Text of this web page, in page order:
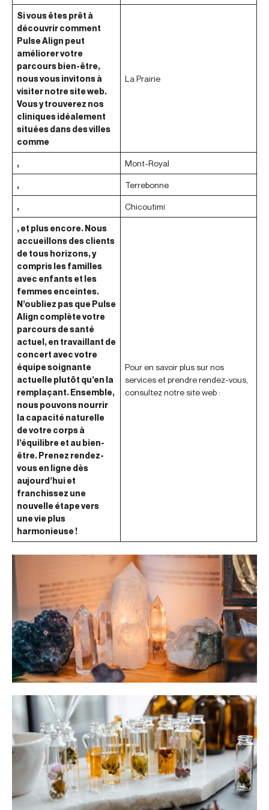
Si vous êtes prêt à
découvrir comment
Pulse Align peut
améliorer votre
parcours bien-être,
nous vous invitons à
visiter notre site web.
Vous y trouverez nos
cliniques idéalement
situées dans des villes
comme
La Prairie
, Mont-Royal
, Terrebonne
, Chicoutimi
, et plus encore. Nous
accueillons des clients
de tous horizons, y
compris les familles
avec enfants et les
femmes enceintes.
N’oubliez pas que Pulse
Align complète votre
parcours de santé
actuel, en travaillant de
concert avec votre
équipe soignante
actuelle plutôt qu’en la
remplaçant. Ensemble,
nous pouvons nourrir
la capacité naturelle
de votre corps à
l’équilibre et au bien-
être. Prenez rendez-
vous en ligne dès
aujourd’hui et
franchissez une
nouvelle étape vers
une vie plus
harmonieuse !
Pour en savoir plus sur nos
services et prendre rendez-vous,
consultez notre site web :